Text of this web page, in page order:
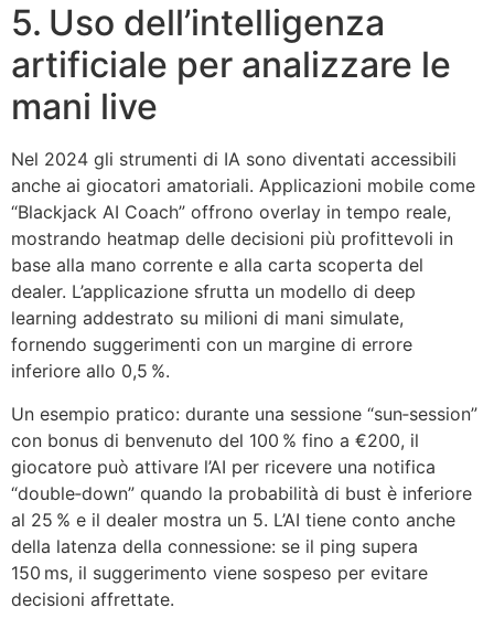
5. Uso dell’intelligenza
artificiale per analizzare le
mani live
Nel 2024 gli strumenti di IA sono diventati accessibili
anche ai giocatori amatoriali. Applicazioni mobile come
“Blackjack AI Coach” offrono overlay in tempo reale,
mostrando heatmap delle decisioni più profittevoli in
base alla mano corrente e alla carta scoperta del
dealer. L’applicazione sfrutta un modello di deep
learning addestrato su milioni di mani simulate,
fornendo suggerimenti con un margine di errore
inferiore allo 0,5 %.
Un esempio pratico: durante una sessione “sun‑session”
con bonus di benvenuto del 100 % fino a €200, il
giocatore può attivare l’AI per ricevere una notifica
“double‑down” quando la probabilità di bust è inferiore
al 25 % e il dealer mostra un 5. L’AI tiene conto anche
della latenza della connessione: se il ping supera
150 ms, il suggerimento viene sospeso per evitare
decisioni affrettate.